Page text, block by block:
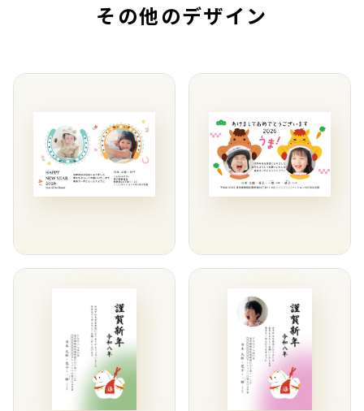
その他のデザイン